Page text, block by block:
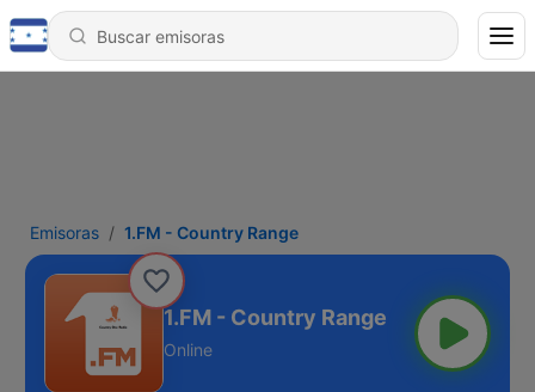
Emisoras 1.FM - Country Range
1.FM - Country Range
Online